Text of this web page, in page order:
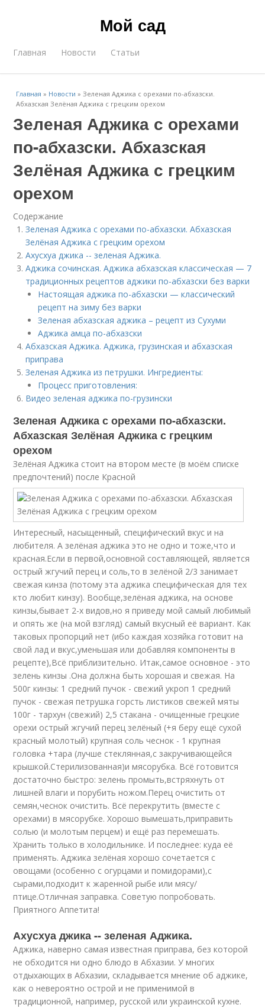
Мой сад
Главная Новости Статьи
Главная » Новости »Зеленая Аджика с орехами по-абхазски.
Абхазская Зелёная Аджика с грецким орехом
Зеленая Аджика с орехами
по-абхазски. Абхазская
Зелёная Аджика с грецким
орехом
Содержание
Зеленая Аджика с орехами по-абхазски. Абхазская
Зелёная Аджика с грецким орехом
Ахусхуа джика -- зеленая Аджика.
Аджика сочинская. Аджика абхазская классическая — 7
традиционных рецептов аджики по-абхазски без варки
Настоящая аджика по-абхазски — классический
рецепт на зиму без варки
Зеленая абхазская аджика – рецепт из Сухуми
Аджика амца по-абхазски
Абхазская Аджика. Аджика, грузинская и абхазская
приправа
Зеленая Аджика из петрушки. Ингредиенты:
Процесс приготовления:
Видео зеленая аджика по-грузински
Зеленая Аджика с орехами по-абхазски.
Абхазская Зелёная Аджика с грецким
орехом
Зелёная Аджика стоит на втором месте (в моём списке
предпочтений) после Красной
Интересный, насыщенный, специфический вкус и на
любителя. А зелёная аджика это не одно и тоже,что и
красная.Если в первой,основной составляющей, является
острый жгучий перец и соль,то в зелёной 2/3 занимает
свежая кинза (потому эта аджика специфическая для тех
кто любит кинзу). Вообще,зелёная аджика, на основе
кинзы,бывает 2-х видов,но я приведу мой самый любимый
и опять же (на мой взгляд) самый вкусный её вариант. Как
таковых пропорций нет (ибо каждая хозяйка готовит на
свой лад и вкус,уменьшая или добавляя компоненты в
рецепте),Всё приблизительно. Итак,самое основное - это
зелень кинзы .Она должна быть хорошая и свежая. На
500г кинзы: 1 средний пучок - свежий укроп 1 средний
пучок - свежая петрушка горсть листиков свежей мяты
100г - тархун (свежий) 2,5 стакана - очищенные грецкие
орехи острый жгучий перец зелёный (+я беру ещё сухой
красный молотый) крупная соль чеснок - 1 крупная
головка +тара (лучше стеклянная,с закручивающейся
крышкой.Стерилизованная)и мясорубка. Всё готовится
достаточно быстро: зелень промыть,встряхнуть от
лишней влаги и порубить ножом.Перец очистить от
семян,чеснок очистить. Всё перекрутить (вместе с
орехами) в мясорубке. Хорошо вымешать,приправить
солью (и молотым перцем) и ещё раз перемешать.
Хранить только в холодильнике. И последнее: куда её
применять. Аджика зелёная хорошо сочетается с
овощами (особенно с огурцами и помидорами),с
сырами,подходит к жаренной рыбе или мясу/
птице.Отличная заправка. Советую попробовать.
Приятного Аппетита!
Ахусхуа джика -- зеленая Аджика.
Аджика, наверно самая известная приправа, без которой
не обходится ни одно блюдо в Абхазии. У многих
отдыхающих в Абхазии, складывается мнение об аджике,
как о невероятно острой и не применимой в
традиционной, например, русской или украинской кухне.